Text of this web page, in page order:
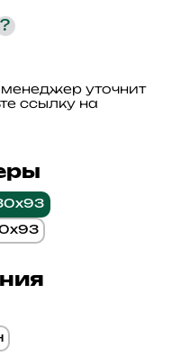
?
уточнит
ссылку на